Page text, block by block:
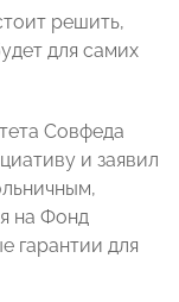
решить,
для самих
Совфеда
и заявил
на Фонд
гарантии для